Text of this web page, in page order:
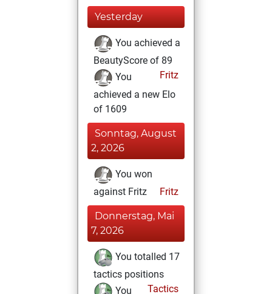
Yesterday
You achieved a
BeautyScore of 89
Fritz
You
achieved a new Elo
of 1609
Sonntag, August
2, 2026
You won
against Fritz
Fritz
Donnerstag, Mai
7, 2026
You totalled 17
tactics positions
Tactics
You